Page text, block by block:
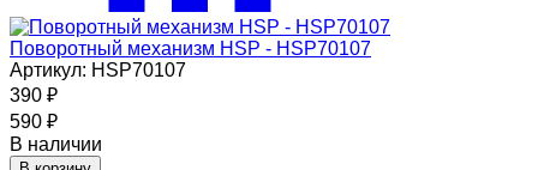
Поворотный механизм HSP - HSP70107
Артикул: HSP70107
390 ₽
590 ₽
В наличии